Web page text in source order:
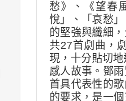
愁》、《望春
悅」、「哀愁
的堅強與纖細
共27首劇曲，
現，十分貼切地
感人故事。鄧
首具代表性的
的要求，是一